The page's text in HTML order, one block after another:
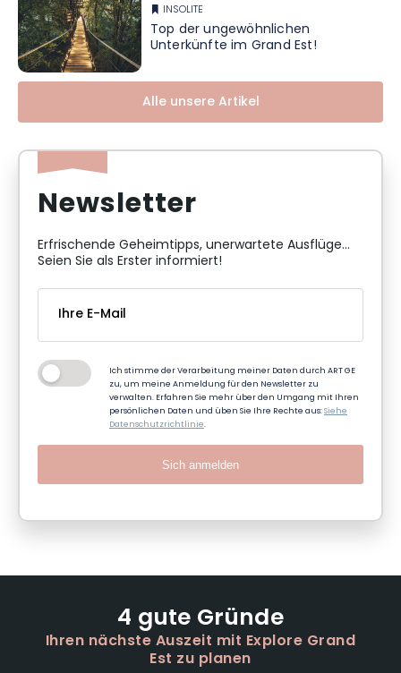
INSOLITE
Top der ungewöhnlichen
Unterkünfte im Grand Est!
Alle unsere Artikel
Newsletter
Erfrischende Geheimtipps, unerwartete Ausflüge...
Seien Sie als Erster informiert!
Ich stimme der Verarbeitung meiner Daten durch ART GE
zu, um meine Anmeldung für den Newsletter zu
verwalten. Erfahren Sie mehr über den Umgang mit Ihren
persönlichen Daten und üben Sie Ihre Rechte aus:Siehe
Datenschutzrichtlinie.
Sich anmelden
4 gute Gründe
Ihren nächste Auszeit mit Explore Grand
Est zu planen